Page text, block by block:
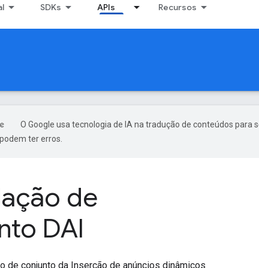
SDKs APIs Recursos
O Google usa tecnologia de IA na tradução de conteúdos para
ter erros.
de
DAI
de conjunto da Inserção de anúncios dinâmicos